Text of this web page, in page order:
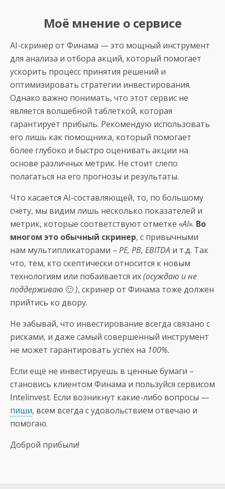
Моё мнение о сервисе
AI-скринер от Финама — это мощный инструмент
для анализа и отбора акций, который помогает
ускорить процесс принятия решений и
оптимизировать стратегии инвестирования.
Однако важно понимать, что этот сервис не
является волшебной таблеткой, которая
гарантирует прибыль. Рекомендую использовать
его лишь как помощника, который помогает
более глубоко и быстро оценивать акции на
основе различных метрик. Не стоит слепо
полагаться на его прогнозы и результаты.
Что касается AI-составляющей, то, по большому
счёту, мы видим лишь несколько показателей и
метрик, которые соответствуют отметке «AI». Во
многом это обычный скринер, с привычными
нам мультипликаторами – PE, PB, EBITDA и т.д. Так
что, тем, кто скептически относится к новым
технологиям или побаивается их(осуждаю и не
поддерживаю 🙂), скринер от Финама тоже должен
прийтись ко двору.
Не забывай, что инвестирование всегда связано с
рисками, и даже самый совершенный инструмент
не может гарантировать успех на 100%.
Если ещё не инвестируешь в ценные бумаги –
становись клиентом Финама и пользуйся сервисом
Intelinvest. Если возникнут какие-либо вопросы —
пиши, всем всегда с удовольствием отвечаю и
помогаю.
Доброй прибыли!